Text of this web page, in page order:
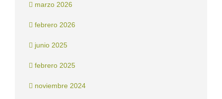
marzo 2026
febrero 2026
junio 2025
febrero 2025
noviembre 2024